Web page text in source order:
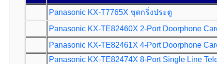
Panasonic KX-T7765X ชุดกริ่งประตู
Panasonic KX-TE82460X 2-Port Doorphone
Panasonic KX-TE82461X 4-Port Doorphone
Panasonic KX-TE82474X 8-Port Single Line